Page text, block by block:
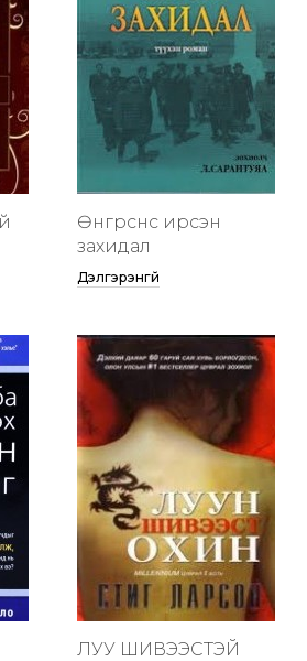
Өнгөрснөөс ирсэн
захидал
Дэлгэрэнгүй
ЛУУ ШИВЭЭСТЭЙ